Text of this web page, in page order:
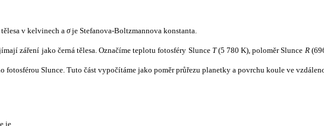
v kelvinech aσje Stefanova-Boltzmannova konstanta.
záření jako černá tělesa. Označíme teplotu fotosféry Slunce T(5 780 K), poloměr Slunce R
fotosférou Slunce. Tuto část vypočítáme jako poměr průřezu planetky a povrchu koule ve
je